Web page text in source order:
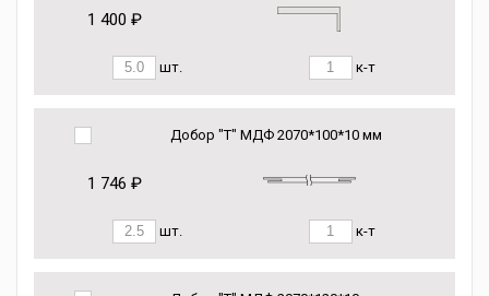
1 400 ₽
шт. к-т
Добор "Т" МДФ 2070*100*10 мм
1 746 ₽
шт. к-т